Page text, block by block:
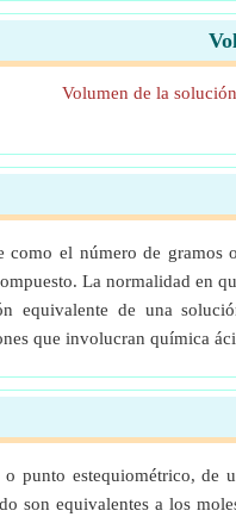
Volumen de la
como el número de
La normalidad en
equivalente de una
que involucran química
punto estequiométrico, de
son equivalentes a los